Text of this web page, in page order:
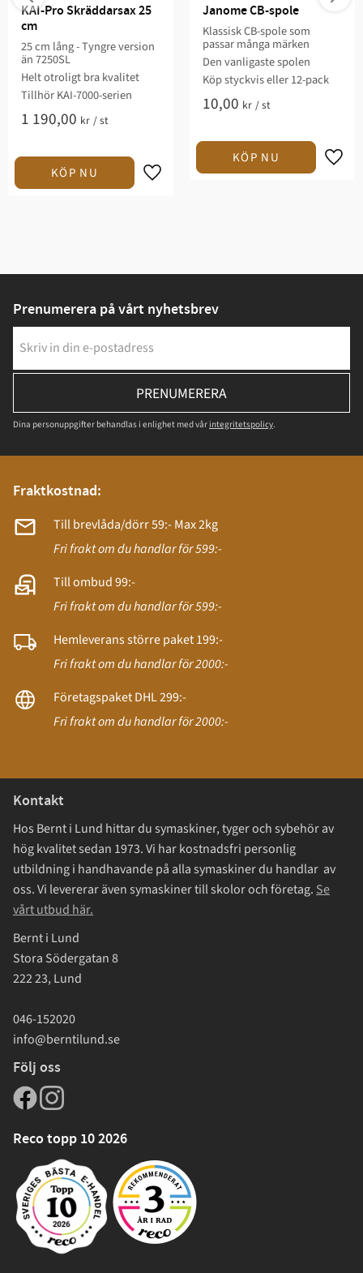
KAI-Pro Skräddarsax 25
cm
25 cm lång - Tyngre version
än 7250SL
Helt otroligt bra kvalitet
Tillhör KAI-7000-serien​
1 190,00 kr /st
Janome CB-spole
Klassisk CB-spole som
passar många märken
Den vanligaste spolen
Köp styckvis eller 12-pack
10,00 kr /st
Prenumerera på vårt nyhetsbrev
PRENUMERERA
Dina personuppgifter behandlas i enlighet med vår integritetspolicy.
Fraktkostnad:
Till brevlåda/dörr 59:- Max 2kg
Fri frakt om du handlar för 599:-
Till ombud 99:-
Fri frakt om du handlar för 599:-
Hemleverans större paket 199:-
Fri frakt om du handlar för 2000:-
Företagspaket DHL 299:-
Fri frakt om du handlar för 2000:-
Kontakt
Hos Bernt i Lund hittar du symaskiner, tyger och sybehör av
hög kvalitet sedan 1973. Vi har kostnadsfri personlig
utbildning i handhavande på alla symaskiner du handlar av
oss. Vi levererar även symaskiner till skolor och företag. Se
vårt utbud här.
Bernt i Lund
Stora Södergatan 8
222 23, Lund
046-152020
info@berntilund.se
Följ oss
Reco topp 10 2026